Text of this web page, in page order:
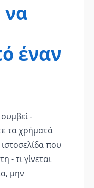
έναν
-
τα χρήματά
που
- τι γίνεται
μην